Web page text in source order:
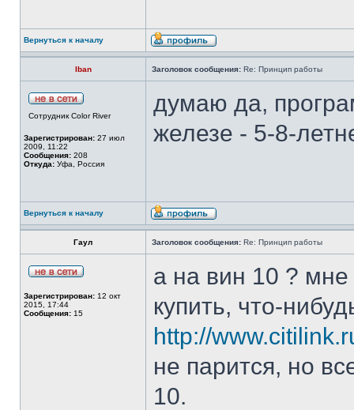
Вернуться к началу
Iban Заголовок сообщения: Re: Принцип работы
Сотрудник Color River
Зарегистрирован: 27 июл
2009, 11:22
Сообщения: 208
Откуда: Уфа, Россия
думаю да,
железе - 5-8-
Вернуться к началу
Гаул Заголовок сообщения: Re: Принцип работы
Зарегистрирован: 12 окт
2015, 17:44
Сообщения: 15
а на вин 10 ? мне
купить, что-
http://
не парится, но
10.